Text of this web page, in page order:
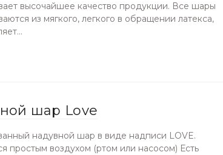
высочайшее качество продукции. Все шары
из мягкого, легкого в обращении латекса,
шар Love
надувной шар в виде надписи LOVE.
простым воздухом (ртом или насосом) Есть